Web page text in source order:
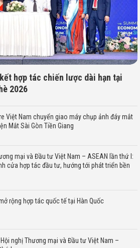
hợp tác chiến lược dài hạn tại
2026
Việt Nam chuyển giao máy chụp ảnh đáy mắt
Mắt Sài Gòn Tiền Giang
mại và Đầu tư Việt Nam – ASEAN lần thứ I:
cửa hợp tác đầu tư, hướng tới phát triển bền
rộng hợp tác quốc tế tại Hàn Quốc
nghị Thương mại và Đầu tư Việt Nam –